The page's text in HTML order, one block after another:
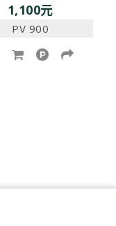
1,100元
PV 900